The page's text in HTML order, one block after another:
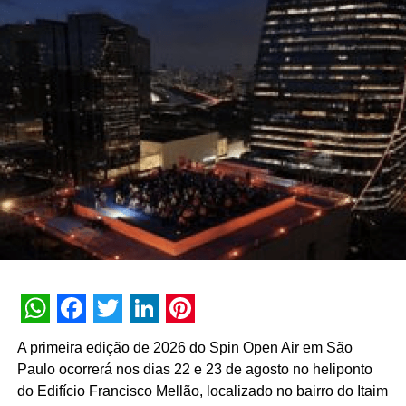
os pratos foram pensados para proporcionar um momento
de autocuidado, valorizando ingredientes brasileiros e
saudáveis. O Savoir-faire Café com certeza vai recarregar
suas energias!
Entre os destaques do cardápio está o Café Degustação,
que oferece bebida quente à escolha e é acompanhado
pelos três best sellers da casa: Bolo da Nana, Banoffe e
Alfajor Tradicional. Já para quem procura um lanche
salgado, o Quiche Creme de Azeitonas é o ideal. A opção
vegana é servida quentinha e acompanha folhas de rúcula
fresquinhas.
MYK
CASACOR, trazendo uma experiência sensorial por meio
de aromas, sabores e estímulos audiovisuais. A atmosfera
visitantes aproveitar a saborosa culinária grega da Chef
nas mesas de jantar, na área do home theater, na sala de
estar ou no terraço do ambiente.
WhatsApp
Facebook
Twitter
LinkedIn
Pinterest
A primeira edição de 2026 do Spin Open Air em São
Paulo ocorrerá nos dias 22 e 23 de agosto no heliponto
do Edifício Francisco Mellão, localizado no bairro do Itaim